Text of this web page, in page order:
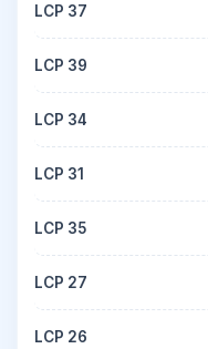
LCP 37
LCP 39
LCP 34
LCP 31
LCP 35
LCP 27
LCP 26